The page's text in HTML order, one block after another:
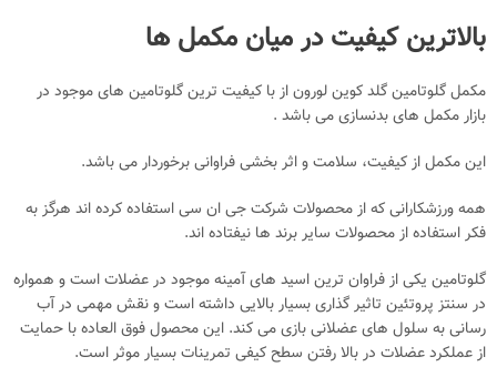
بالاترین کیفیت در میان مکمل ها
مکمل گلوتامین گلد کوین لورون از با کیفیت ترین گلوتامین های موجود در
بازار مکمل های بدنسازی می باشد .
این مکمل از کیفیت، سلامت و اثر بخشی فراوانی برخوردار می باشد.
همه ورزشکارانی که از محصولات شرکت جی ان سی استفاده کرده اند هرگز به
فکر استفاده از محصولات سایر برند ها نیفتاده اند.
گلوتامین یکی از فراوان ترین اسید های آمینه موجود در عضلات است و همواره
در سنتز پروتئین تاثیر گذاری بسیار بالایی داشته است و نقش مهمی در آب
رسانی به سلول های عضلانی بازی می کند. این محصول فوق العاده با حمایت
از عملکرد عضلات در بالا رفتن سطح کیفی تمرینات بسیار موثر است.